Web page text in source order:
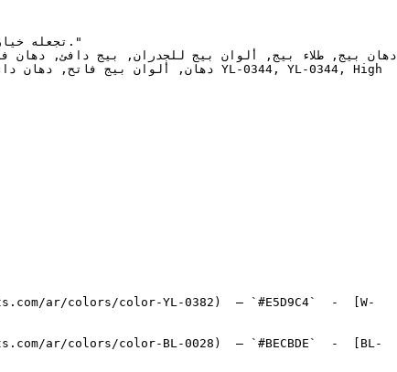
ar/colors/color-YL-0382)  — `#E5D9C4`  -  [W-
ar/colors/color-BL-0028)  — `#BECBDE`  -  [BL-